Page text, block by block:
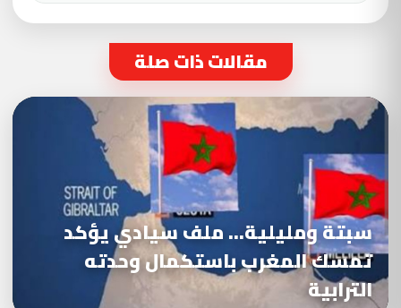
مقالات ذات صلة
سبتة ومليلية… ملف سيادي يؤكد
تمسك المغرب باستكمال وحدته
الترابية